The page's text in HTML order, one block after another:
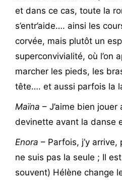
et dans ce cas, toute la
s’entr’aide…. ainsi les
corvée, mais plutôt un
superconvivialité, où l’on
marcher les pieds, les
tête…. et aussi parfois la
Maïna – J’aime bien
devinette avant la danse
Enora – Parfois, j’y
ne suis pas la seule ; Il
souvent) Hélène change